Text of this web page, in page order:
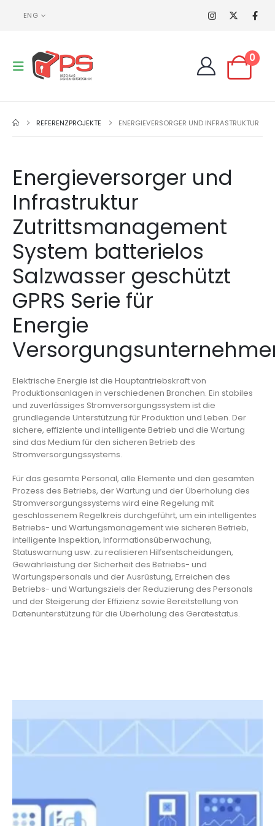
ENG
0
REFERENZPROJEKTE ENERGIEVERSORGER UND INFRASTRUKTUR
Energieversorger und
Infrastruktur
Zutrittsmanagement
System batterielos
Salzwasser geschützt
GPRS Serie für
Energie
Elektrische Energie ist die Hauptantriebskraft von
Produktionsanlagen in verschiedenen Branchen. Ein stabiles
und zuverlässiges Stromversorgungssystem ist die
grundlegende Unterstützung für Produktion und Leben. Der
sichere, effiziente und intelligente Betrieb und die Wartung
sind das Medium für den sicheren Betrieb des
Stromversorgungssystems.
Für das gesamte Personal, alle Elemente und den gesamten
Prozess des Betriebs, der Wartung und der Überholung des
Stromversorgungssystems wird eine Regelung mit
geschlossenem Regelkreis durchgeführt, um ein intelligentes
Betriebs- und Wartungsmanagement wie sicheren Betrieb,
intelligente Inspektion, Informationsüberwachung,
Statuswarnung usw. zu realisieren Hilfsentscheidungen,
Gewährleistung der Sicherheit des Betriebs- und
Wartungspersonals und der Ausrüstung, Erreichen des
Betriebs- und Wartungsziels der Reduzierung des Personals
und der Steigerung der Effizienz sowie Bereitstellung von
Datenunterstützung für die Überholung des Gerätestatus.
Systemdesign
Wartung können intelligente Schlösser
eingesetzt werden, um alle Arten von Geräten,